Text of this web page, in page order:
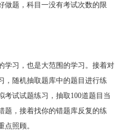
做题，科目一没有考试次数的限
学习，也是大范围的学习。接着对
，随机抽取题库中的题目进行练
考试试题练习，抽取100道题目当
题，接着找你的错题库反复的练
照顾。